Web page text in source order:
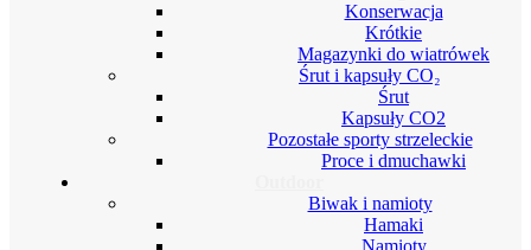
Konserwacja
Krótkie
Magazynki do wiatrówek
Śrut i kapsuły CO₂
Śrut
Kapsuły CO2
Pozostałe sporty strzeleckie
Proce i dmuchawki
Biwak i namioty
Hamaki
Namioty